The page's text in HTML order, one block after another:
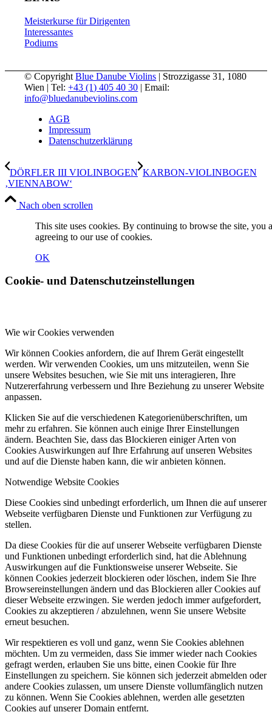
Meisterkurse für Dirigenten
Interessantes
Podiums
© CopyrightBlue Danube Violins | Strozzigasse 31, 1080
Wien | Tel:+43 (1) 405 40 30 | Email:
info@bluedanubeviolins.com
AGB
Impressum
Datenschutzerklärung
DÖRFLER III VIOLINBOGEN KARBON-VIOLINBOGEN
‚VIENNABOW‘
Nach oben scrollen
This site uses cookies. By continuing to browse the site, you
agreeing to our use of cookies.
OK
Cookie- und Datenschutzeinstellungen
Wie wir Cookies verwenden
Wir können Cookies anfordern, die auf Ihrem Gerät eingestellt
werden. Wir verwenden Cookies, um uns mitzuteilen, wenn Sie
unsere Websites besuchen, wie Sie mit uns interagieren, Ihre
Nutzererfahrung verbessern und Ihre Beziehung zu unserer Website
anpassen.
Klicken Sie auf die verschiedenen Kategorienüberschriften, um
mehr zu erfahren. Sie können auch einige Ihrer Einstellungen
ändern. Beachten Sie, dass das Blockieren einiger Arten von
Cookies Auswirkungen auf Ihre Erfahrung auf unseren Websites
und auf die Dienste haben kann, die wir anbieten können.
Notwendige Website Cookies
Diese Cookies sind unbedingt erforderlich, um Ihnen die auf unserer
Webseite verfügbaren Dienste und Funktionen zur Verfügung zu
stellen.
Da diese Cookies für die auf unserer Webseite verfügbaren Dienste
und Funktionen unbedingt erforderlich sind, hat die Ablehnung
Auswirkungen auf die Funktionsweise unserer Webseite. Sie
können Cookies jederzeit blockieren oder löschen, indem Sie Ihre
Browsereinstellungen ändern und das Blockieren aller Cookies auf
dieser Webseite erzwingen. Sie werden jedoch immer aufgefordert,
Cookies zu akzeptieren / abzulehnen, wenn Sie unsere Website
erneut besuchen.
Wir respektieren es voll und ganz, wenn Sie Cookies ablehnen
möchten. Um zu vermeiden, dass Sie immer wieder nach Cookies
gefragt werden, erlauben Sie uns bitte, einen Cookie für Ihre
Einstellungen zu speichern. Sie können sich jederzeit abmelden oder
andere Cookies zulassen, um unsere Dienste vollumfänglich nutzen
zu können. Wenn Sie Cookies ablehnen, werden alle gesetzten
Cookies auf unserer Domain entfernt.